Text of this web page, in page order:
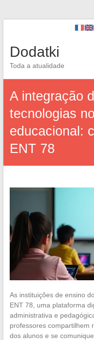
Dodatki
Toda a atualidade
A integração
tecnologias
educacional:
ENT 78
As instituições de ensino
ENT 78, uma plataforma
administrativa e
professores compartilhem
dos alunos e se